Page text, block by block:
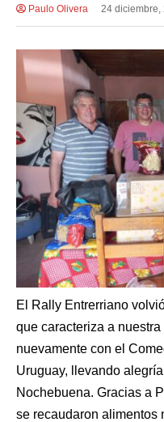
Paulo Olivera 24 diciembre,
El Rally Entrerriano
que caracteriza a
nuevamente con el
Uruguay, llevando
Nochebuena. Gracias a
se recaudaron alimentos